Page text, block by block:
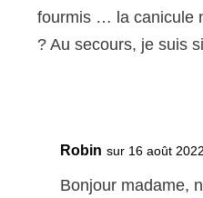
fourmis … la canicule
? Au secours, je suis
Robin sur 16 août
Bonjour madame,